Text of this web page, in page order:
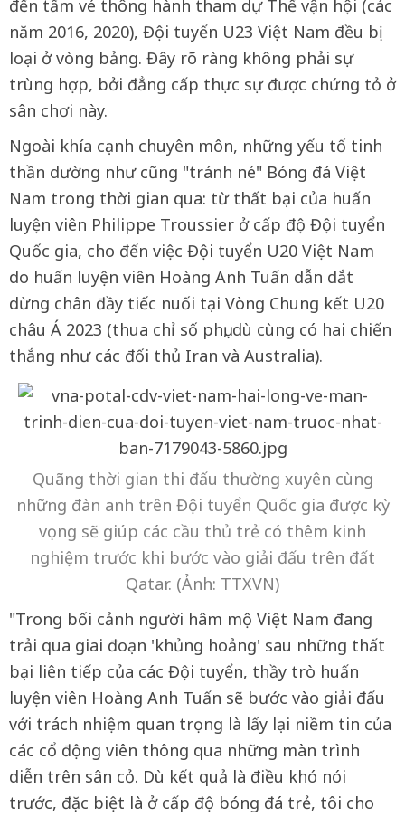
đến tấm vé thông hành tham dự Thế vận hội (các
năm 2016, 2020), Đội tuyển U23 Việt Nam đều bị
loại ở vòng bảng. Đây rõ ràng không phải sự
trùng hợp, bởi đẳng cấp thực sự được chứng tỏ ở
sân chơi này.
Ngoài khía cạnh chuyên môn, những yếu tố tinh
thần dường như cũng "tránh né" Bóng đá Việt
Nam trong thời gian qua: từ thất bại của huấn
luyện viên Philippe Troussier ở cấp độ Đội tuyển
Quốc gia, cho đến việc Đội tuyển U20 Việt Nam
do huấn luyện viên Hoàng Anh Tuấn dẫn dắt
dừng chân đầy tiếc nuối tại Vòng Chung kết U20
châu Á 2023 (thua chỉ số phụ, dù cùng có hai chiến
thắng như các đối thủ Iran và Australia).
Quãng thời gian thi đấu thường xuyên cùng
những đàn anh trên Đội tuyển Quốc gia được kỳ
vọng sẽ giúp các cầu thủ trẻ có thêm kinh
nghiệm trước khi bước vào giải đấu trên đất
Qatar. (Ảnh: TTXVN)
"Trong bối cảnh người hâm mộ Việt Nam đang
trải qua giai đoạn 'khủng hoảng' sau những thất
bại liên tiếp của các Đội tuyển, thầy trò huấn
luyện viên Hoàng Anh Tuấn sẽ bước vào giải đấu
với trách nhiệm quan trọng là lấy lại niềm tin của
các cổ động viên thông qua những màn trình
diễn trên sân cỏ. Dù kết quả là điều khó nói
trước, đặc biệt là ở cấp độ bóng đá trẻ, tôi cho